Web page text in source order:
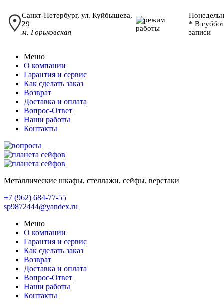
Санкт-Петербург, ул. Куйбышева,
29
м. Горьковская
* В
записи
Меню
О компании
Гарантия и сервис
Как сделать заказ
Возврат
Доставка и оплата
Вопрос-Ответ
Наши работы
Контакты
Металлические шкафы, стеллажи, сейфы, верстаки
+7 (962) 684-77-55
sp9872444@yandex.ru
Меню
О компании
Гарантия и сервис
Как сделать заказ
Возврат
Доставка и оплата
Вопрос-Ответ
Наши работы
Контакты